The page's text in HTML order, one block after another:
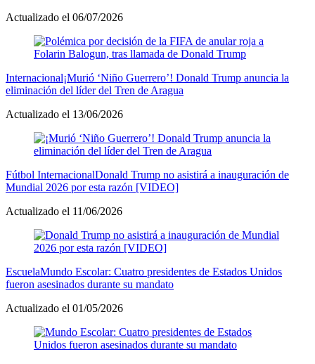
Actualizado el 06/07/2026
Internacional¡Murió ‘Niño Guerrero’! Donald Trump anuncia la
eliminación del líder del Tren de Aragua
Actualizado el 13/06/2026
Fútbol InternacionalDonald Trump no asistirá a inauguración de
Mundial 2026 por esta razón [VIDEO]
Actualizado el 11/06/2026
EscuelaMundo Escolar: Cuatro presidentes de Estados Unidos
fueron asesinados durante su mandato
Actualizado el 01/05/2026